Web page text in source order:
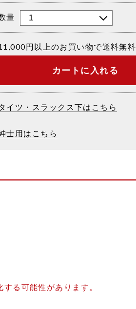
量
円以上のお買い物で送料無料
カートに入れる
イツ・スラックス下はこちら
士用はこちら
る可能性があります。